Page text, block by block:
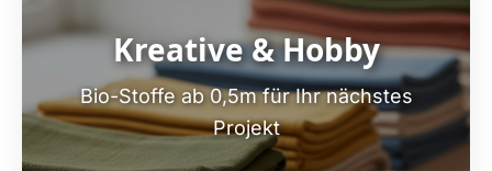
Kreative & Hobby
Bio-Stoffe ab 0,5m für Ihr nächstes
Projekt